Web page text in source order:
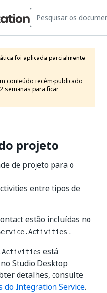
foi aplicada parcialmente
conteúdo recém-publicado
semanas para ficar
projeto
de projeto para o
entre tipos de
estão incluídas no
.
está
Studio Desktop
detalhes, consulte
do Integration Service.